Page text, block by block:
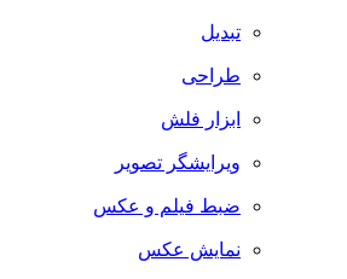
تبدیل
طراحی
ابزار فلش
ویرایشگر تصویر
ضبط فيلم و عكس
نمایش عکس